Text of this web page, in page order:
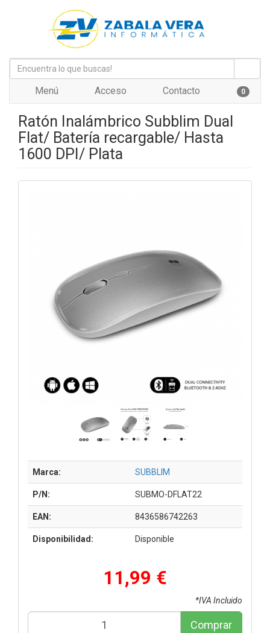
Menú Acceso Contacto 0
Ratón Inalámbrico Subblim Dual
Flat/ Batería recargable/ Hasta
1600 DPI/ Plata
Marca: SUBBLIM
P/N: SUBMO-DFLAT22
EAN: 8436586742263
Disponibilidad: Disponible
11,99 €
*IVA Incluido
Comprar